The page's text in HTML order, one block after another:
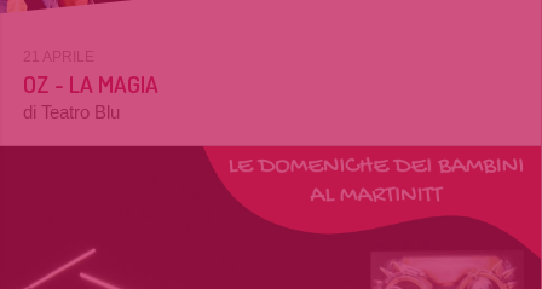
21 APRILE
OZ - LA MAGIA
di Teatro Blu